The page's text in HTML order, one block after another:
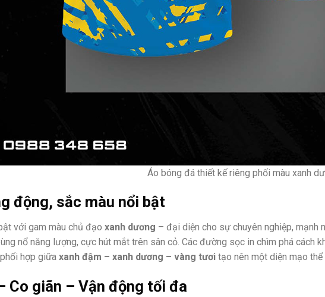
Áo bóng đá thiết kế riêng phối màu xanh
động, sắc màu nổi bật
với gam màu chủ đạo xanh dương – đại diện cho sự chuyên nghiệp, mạnh
nổ năng lượng, cực hút mắt trên sân cỏ. Các đường sọc in chìm phá cách
hợp giữa xanh đậm – xanh dương – vàng tươi tạo nên một diện mạo
Co giãn – Vận động tối đa